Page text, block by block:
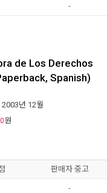
-
de Los Derechos
Spanish)
2003년 12월
원
판매자 중고
-